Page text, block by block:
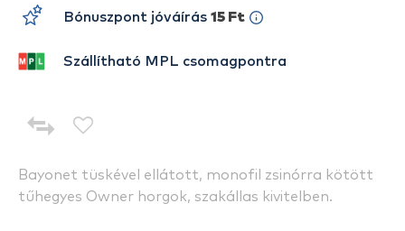
Bayonet tüskével ellátott, monofil zsinórra kötött
tűhegyes Owner horgok, szakállas kivitelben.
Bónuszpont jóváírás 15 Ft
Szállítható MPL csomagpontra